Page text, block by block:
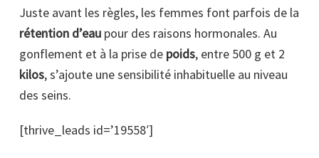
Juste avant les règles, les femmes font parfois de la
rétention d’eau pour des raisons hormonales. Au
gonflement et à la prise de poids, entre 500 g et 2
kilos, s’ajoute une sensibilité inhabituelle au niveau
des seins.
[thrive_leads id=’19558′]